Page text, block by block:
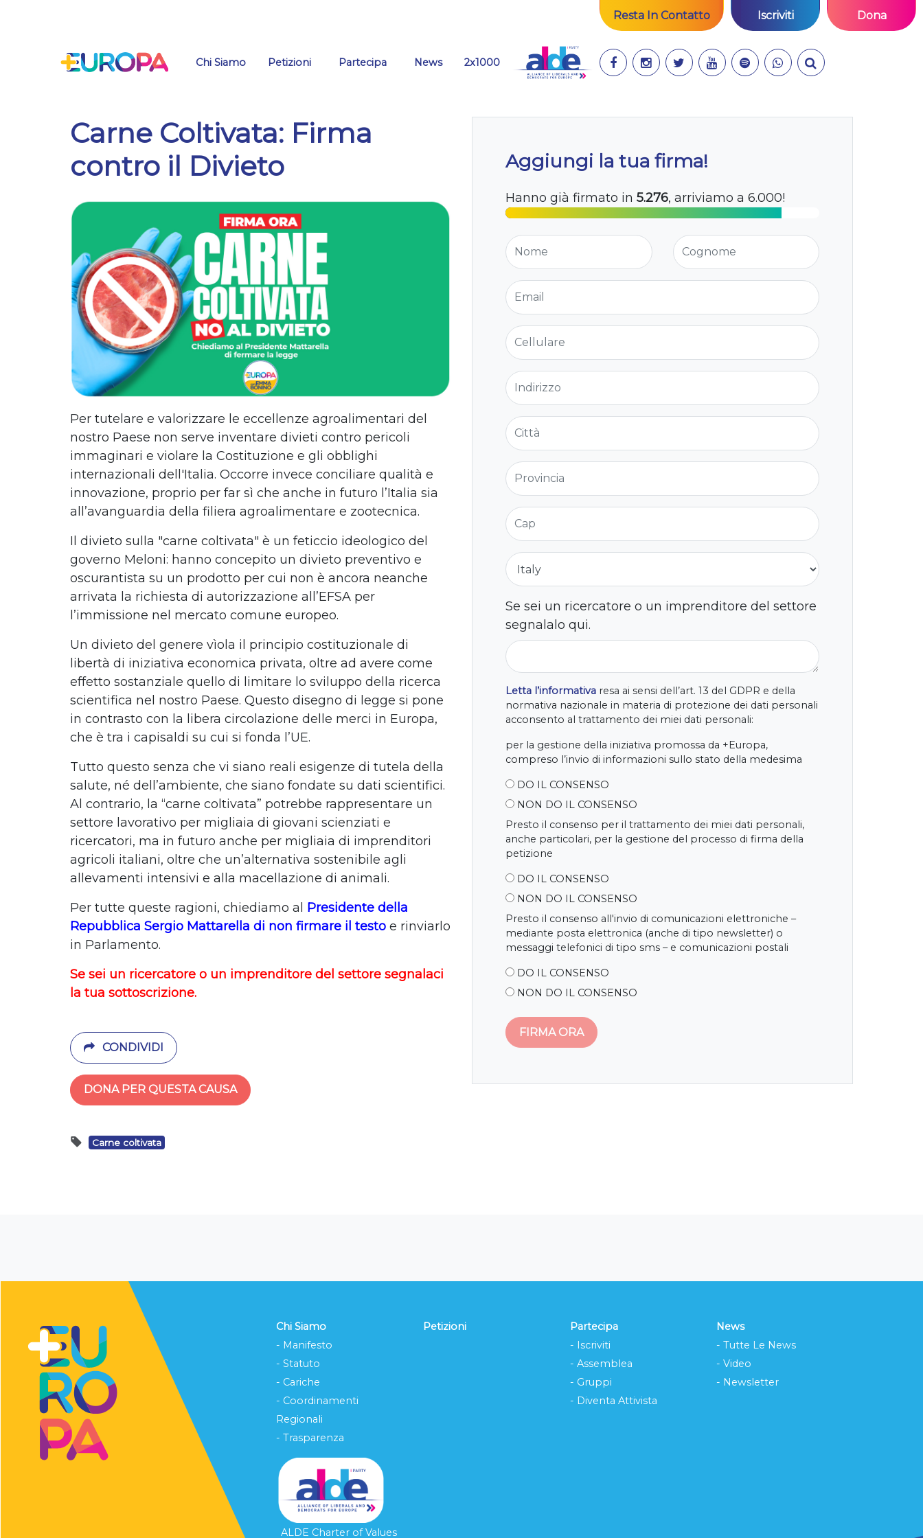
Resta In Contatto Iscriviti Dona
Chi Siamo Petizioni Partecipa News 2x1000
Carne Coltivata: Firma
contro il Divieto
Per tutelare e valorizzare le eccellenze agroalimentari del
nostro Paese non serve inventare divieti contro pericoli
immaginari e violare la Costituzione e gli obblighi
internazionali dell'Italia. Occorre invece conciliare qualità e
innovazione, proprio per far sì che anche in futuro l’Italia sia
all’avanguardia della filiera agroalimentare e zootecnica.
Il divieto sulla "carne coltivata" è un feticcio ideologico del
governo Meloni: hanno concepito un divieto preventivo e
oscurantista su un prodotto per cui non è ancora neanche
arrivata la richiesta di autorizzazione all’EFSA per
l’immissione nel mercato comune europeo.
Un divieto del genere vìola il principio costituzionale di
libertà di iniziativa economica privata, oltre ad avere come
effetto sostanziale quello di limitare lo sviluppo della ricerca
scientifica nel nostro Paese. Questo disegno di legge si pone
in contrasto con la libera circolazione delle merci in Europa,
che è tra i capisaldi su cui si fonda l’UE.
Tutto questo senza che vi siano reali esigenze di tutela della
salute, né dell’ambiente, che siano fondate su dati scientifici.
Al contrario, la “carne coltivata” potrebbe rappresentare un
settore lavorativo per migliaia di giovani scienziati e
ricercatori, ma in futuro anche per migliaia di imprenditori
agricoli italiani, oltre che un’alternativa sostenibile agli
allevamenti intensivi e alla macellazione di animali.
Per tutte queste ragioni, chiediamo al Presidente della
Repubblica Sergio Mattarella di non firmare il testo e rinviarlo
in Parlamento.
Se sei un ricercatore o un imprenditore del settore segnalaci
la tua sottoscrizione.
CONDIVIDI
DONA PER QUESTA CAUSA
Carne coltivata
Aggiungi la tua firma!
Hanno già firmato in 5.276, arriviamo a 6.000!
Nome Cognome
Email
Cellulare
Indirizzo
Città
Provincia
Cap
Nazione
Se sei un ricercatore o un imprenditore del settore
segnalalo qui.
Letta l’informativa resa ai sensi dell’art. 13 del GDPR e della
normativa nazionale in materia di protezione dei dati personali
acconsento al trattamento dei miei dati personali:
per la gestione della iniziativa promossa da +Europa,
compreso l’invio di informazioni sullo stato della medesima
DO IL CONSENSO
NON DO IL CONSENSO
Presto il consenso per il trattamento dei miei dati personali,
anche particolari, per la gestione del processo di firma della
petizione
DO IL CONSENSO
NON DO IL CONSENSO
Presto il consenso all'invio di comunicazioni elettroniche –
mediante posta elettronica (anche di tipo newsletter) o
messaggi telefonici di tipo sms – e comunicazioni postali
DO IL CONSENSO
NON DO IL CONSENSO
Chi Siamo
- Manifesto
- Statuto
- Cariche
- Coordinamenti
Regionali
- Trasparenza
ALDE Charter of Values
Petizioni
Partecipa
- Iscriviti
- Assemblea
- Gruppi
- Diventa Attivista
News
- Tutte Le News
- Video
- Newsletter